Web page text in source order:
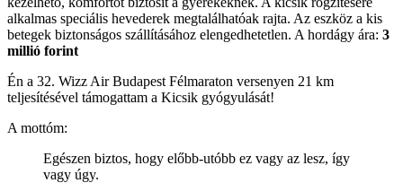
alkalmas speciális hevederek megtalálhatóak rajta. Az eszköz a kis
betegek biztonságos szállításához elengedhetetlen. A hordágy ára: 3
millió forint
Én a 32. Wizz Air Budapest Félmaraton versenyen 21 km
teljesítésével támogattam a Kicsik gyógyulását!
A mottóm:
Egészen biztos, hogy előbb-utóbb ez vagy az lesz, így
vagy úgy.